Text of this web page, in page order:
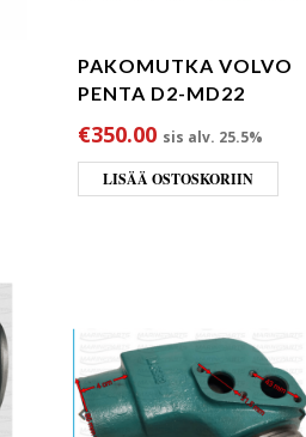
PAKOMUTKA VOLVO
PENTA D2-MD22
€350.00 sis alv. 25.5%
LISÄÄ OSTOSKORIIN